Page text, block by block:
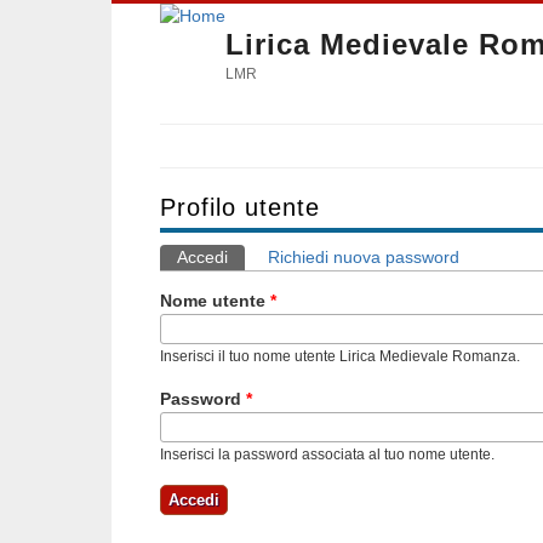
Lirica Medievale
LMR
Profilo utente
Schede primarie
Accedi (scheda attiva)
Richiedi nuova password
Nome utente *
Inserisci il tuo nome utente Lirica Medievale Romanza.
Password *
Inserisci la password associata al tuo nome utente.